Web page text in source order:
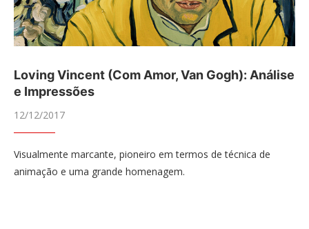
Loving Vincent (Com Amor, Van Gogh): Análise
e Impressões
12/12/2017
Visualmente marcante, pioneiro em termos de técnica de
animação e uma grande homenagem.